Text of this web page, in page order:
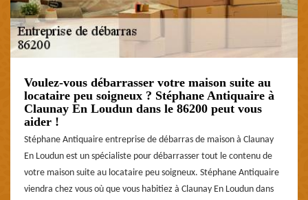
Voulez-vous débarrasser votre maison suite au
locataire peu soigneux ? Stéphane Antiquaire à
Claunay En Loudun dans le 86200 peut vous
aider !
Stéphane Antiquaire entreprise de débarras de maison à Claunay
En Loudun est un spécialiste pour débarrasser tout le contenu de
votre maison suite au locataire peu soigneux. Stéphane Antiquaire
viendra chez vous où que vous habitiez à Claunay En Loudun dans